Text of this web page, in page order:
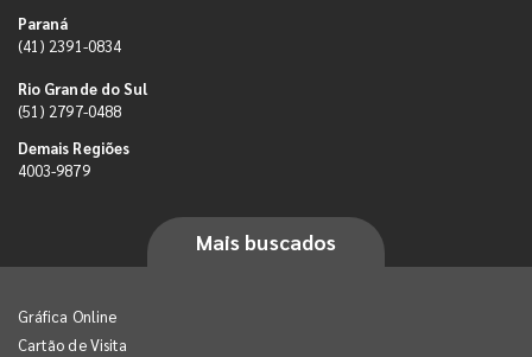
Paraná
(41) 2391-0834
Rio Grande do Sul
(51) 2797-0488
Demais Regiões
4003-9879
Mais buscados
Gráfica Online
Cartão de Visita